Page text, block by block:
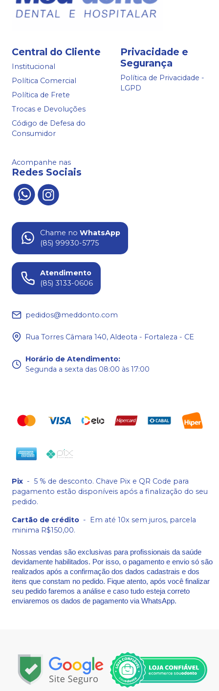
Central do Cliente
Institucional
Política Comercial
Política de Frete
Trocas e Devoluções
Código de Defesa do
Consumidor
Privacidade e
Segurança
Política de Privacidade -
LGPD
Acompanhe nas
Redes Sociais
Chame no WhatsApp
(85) 99930-5775
Atendimento
(85) 3133-0606
pedidos@meddonto.com
Rua Torres Câmara 140, Aldeota - Fortaleza - CE
Horário de Atendimento:
Segunda a sexta das 08:00 às 17:00
Pix - 5 % de desconto. Chave Pix e QR Code para
pagamento estão disponíveis após a finalização do seu
pedido.
Cartão de crédito - Em até 10x sem juros, parcela
minima R$150,00.
Nossas vendas são exclusivas para profissionais da saúde
devidamente habilitados. Por isso, o pagamento e envio só são
realizados após a confirmação dos dados cadastrais e dos
itens que constam no pedido. Fique atento, após você finalizar
seu pedido faremos a análise e caso tudo esteja correto
enviaremos os dados de pagamento via WhatsApp.